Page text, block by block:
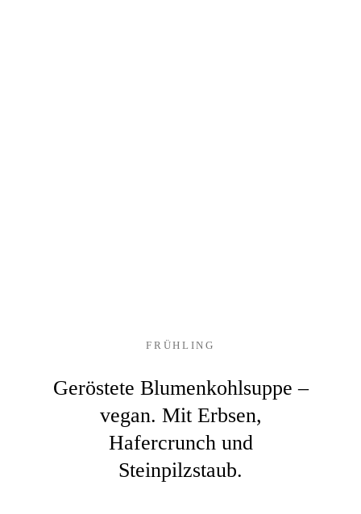
FRÜHLING
Geröstete Blumenkohlsuppe –
vegan. Mit Erbsen,
Hafercrunch und
Steinpilzstaub.